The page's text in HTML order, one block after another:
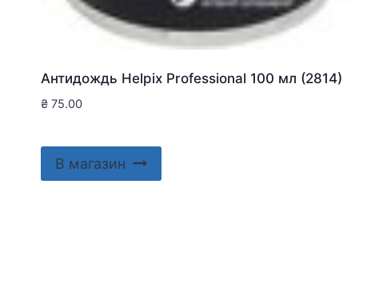
Антидождь Helpix Professional 100 мл (2814)
₴ 75.00
В магазин